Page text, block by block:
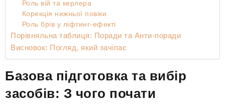
Роль вій та керлера
Корекція нижньої повіки
Роль брів у ліфтинг-ефекті
Порівняльна таблиця: Поради та Анти-поради
Висновок: Погляд, який зачіпає
Базова підготовка та вибір
засобів: З чого почати